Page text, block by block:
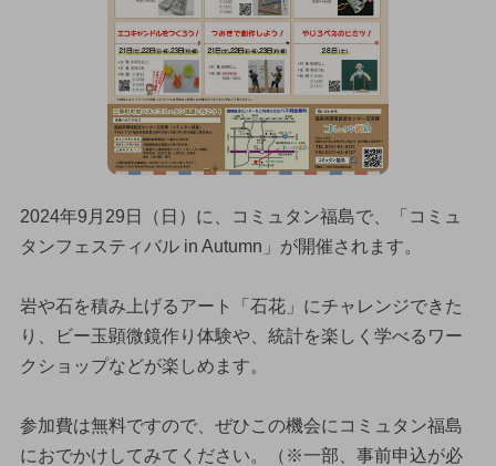
2024年9月29日（日）に、コミュタン福島で、「コミュ
タンフェスティバル in Autumn」が開催されます。
岩や石を積み上げるアート「石花」にチャレンジできた
り、ビー玉顕微鏡作り体験や、統計を楽しく学べるワー
クショップなどが楽しめます。
参加費は無料ですので、ぜひこの機会にコミュタン福島
におでかけしてみてください。（※一部、事前申込が必